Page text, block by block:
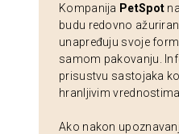
Kompanija PetSpot
budu redovno
unapređuju svoje
samom pakovanju.
prisustvu sastojaka
hranljivim vrednostima.
Ako nakon